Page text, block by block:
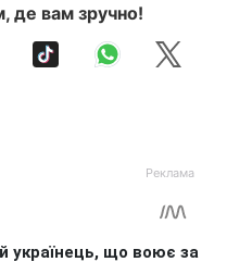
де вам зручно!